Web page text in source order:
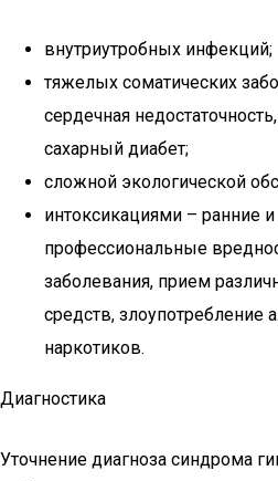
внутриутробных инфекций;
тяжелых соматических
сердечная
сахарный диабет;
сложной экологической
интоксикациями – ранние
профессиональные
заболевания, прием
средств, злоупотребление
наркотиков.
Диагностика
Уточнение диагноза синдрома